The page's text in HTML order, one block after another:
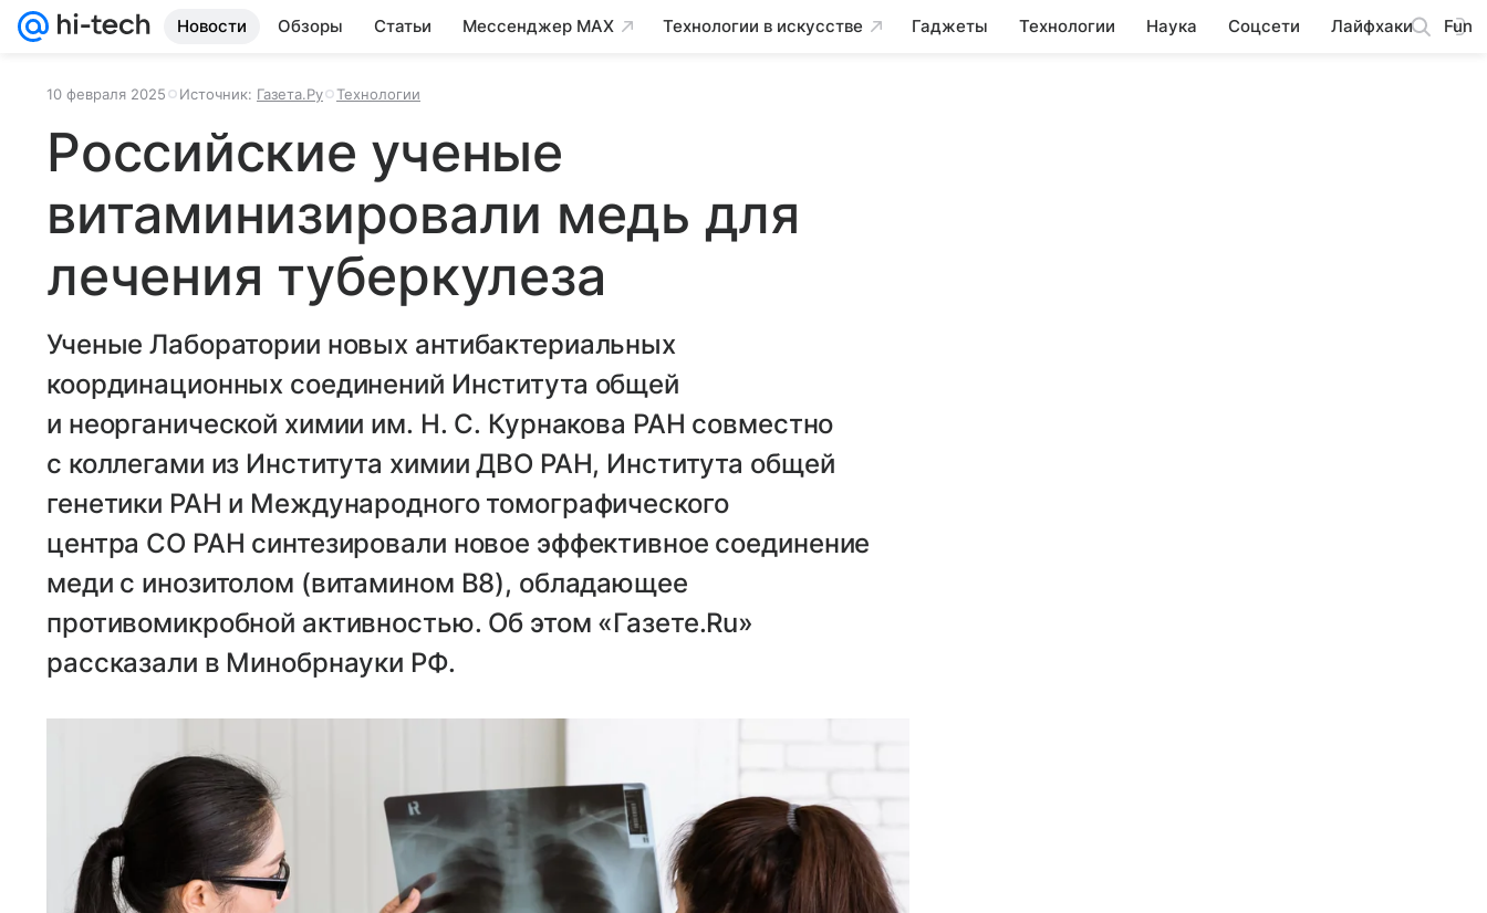
Новости Обзоры Статьи Мессенджер MAX Технологии в искусстве Гаджеты Технологии Наука Соцсети Лайфхаки Fun
10 февраля 2025 Источник: Газета.Ру Технологии
Российские ученые
витаминизировали медь для
лечения туберкулеза
Ученые Лаборатории новых антибактериальных
координационных соединений Института общей
и неорганической химии им. Н. С. Курнакова РАН совместно
с коллегами из Института химии ДВО РАН, Института общей
генетики РАН и Международного томографического
центра СО РАН синтезировали новое эффективное соединение
меди с инозитолом (витамином B8), обладающее
противомикробной активностью. Об этом «Газете.Ru»
рассказали в Минобрнауки РФ.